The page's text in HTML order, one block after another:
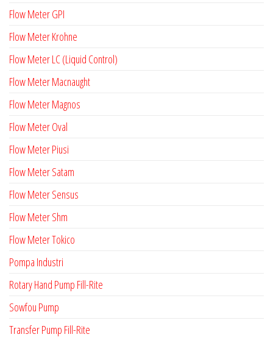
Flow Meter GPI
Flow Meter Krohne
Flow Meter LC (Liquid Control)
Flow Meter Macnaught
Flow Meter Magnos
Flow Meter Oval
Flow Meter Piusi
Flow Meter Satam
Flow Meter Sensus
Flow Meter Shm
Flow Meter Tokico
Pompa Industri
Rotary Hand Pump Fill-Rite
Sowfou Pump
Transfer Pump Fill-Rite